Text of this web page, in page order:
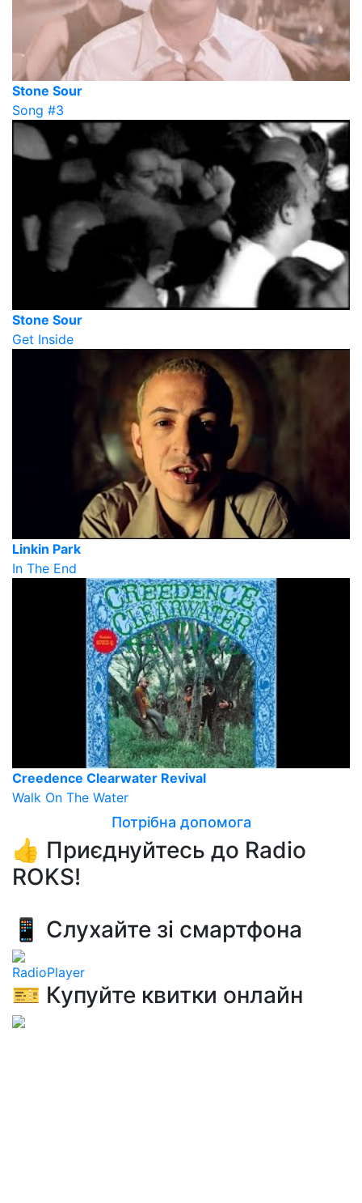
Stone Sour
Song #3
Stone Sour
Get Inside
Linkin Park
In The End
Creedence Clearwater Revival
Walk On The Water
Потрібна допомога
👍 Приєднуйтесь до Radio
ROKS!
📱 Слухайте зі смартфона
RadioPlayer
🎫 Купуйте квитки онлайн